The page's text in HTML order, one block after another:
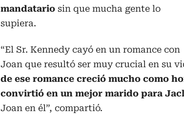
mandatario sin que mucha gente lo
supiera.
“El Sr. Kennedy cayó en un romance con
Joan que resultó ser muy crucial en su
de ese romance creció mucho como
convirtió en un mejor marido para
Joan en él”, compartió.